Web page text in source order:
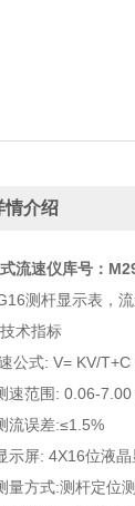
情介绍
流速仪库号：
测杆显示表，
术指标
公式: V= KV/
速范围: 0.06-
流误差:≤1.5%
示屏: 4X16位液晶
量方式:测杆定位